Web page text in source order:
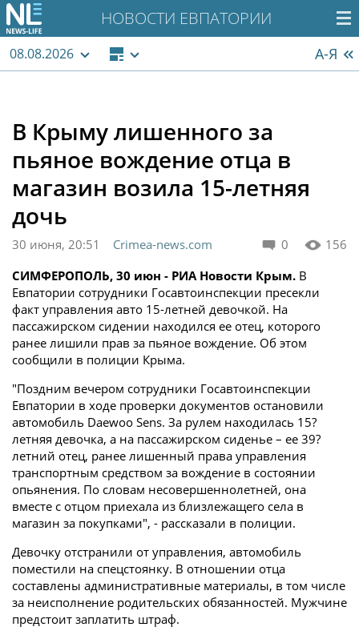
НОВОСТИ ЕВПАТОРИИ
08.08.2026 А-Я
В Крыму лишенного за
пьяное вождение отца в
магазин возила 15-летняя
дочь
0 156
30 июня, 20:51
Crimea-news.com
СИМФЕРОПОЛЬ, 30 июн - РИА Новости Крым. В
Евпатории сотрудники Госавтоинспекции пресекли
факт управления авто 15-летней девочкой. На
пассажирском сидении находился ее отец, которого
ранее лишили прав за пьяное вождение. Об этом
сообщили в полиции Крыма.
"Поздним вечером сотрудники Госавтоинспекции
Евпатории в ходе проверки документов остановили
автомобиль Daewoo Sens. За рулем находилась 15?
летняя девочка, а на пассажирском сиденье – ее 39?
летний отец, ранее лишенный права управления
транспортным средством за вождение в состоянии
опьянения. По словам несовершеннолетней, она
вместе с отцом приехала из близлежащего села в
магазин за покупками", - рассказали в полиции.
Девочку отстранили от управления, автомобиль
поместили на спецстоянку. В отношении отца
составлены административные материалы, в том числе
за неисполнение родительских обязанностей. Мужчине
предстоит заплатить штраф.